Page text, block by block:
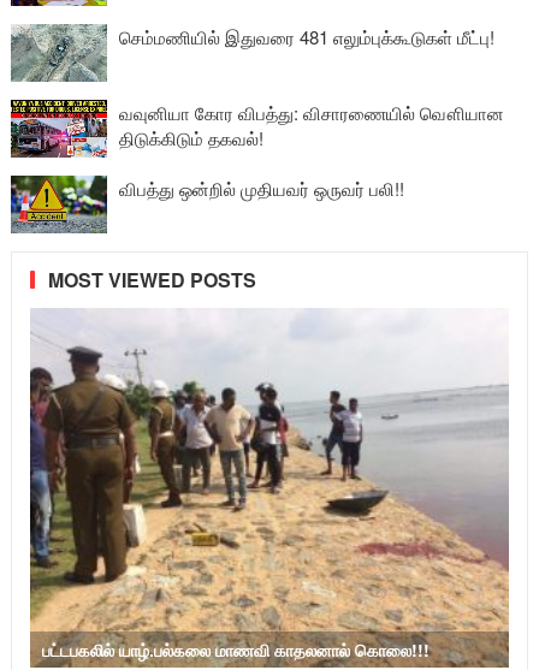
செம்மணியில் இதுவரை 481 எலும்புக்கூடுகள் மீட்பு!
வவுனியா கோர விபத்து: விசாரணையில் வௌியான
திடுக்கிடும் தகவல்!
விபத்து ஒன்றில் முதியவர் ஒருவர் பலி!!
MOST VIEWED POSTS
பட்டபகலில் யாழ்.பல்கலை மாணவி காதலனால் கொலை!!!